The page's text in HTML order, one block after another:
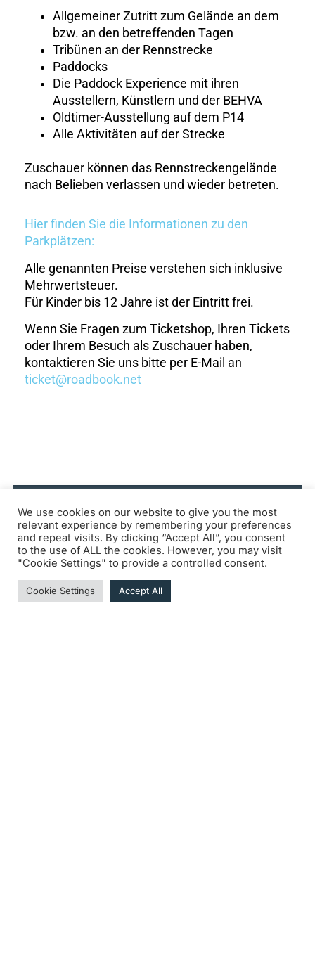
Allgemeiner Zutritt zum Gelände an dem
bzw. an den betreffenden Tagen
Tribünen an der Rennstrecke
Paddocks
Die Paddock Experience mit ihren
Ausstellern, Künstlern und der BEHVA
Oldtimer-Ausstellung auf dem P14
Alle Aktivitäten auf der Strecke
Zuschauer können das Rennstreckengelände
nach Belieben verlassen und wieder betreten.
Hier finden Sie die Informationen zu den
Parkplätzen:
Alle genannten Preise verstehen sich inklusive
Mehrwertsteuer.
Für Kinder bis 12 Jahre ist der Eintritt frei.
Wenn Sie Fragen zum Ticketshop, Ihren Tickets
oder Ihrem Besuch als Zuschauer haben,
kontaktieren Sie uns bitte per E-Mail an
ticket@roadbook.net
KOSTENLOS
DONNERSTAG, 24. SEPTEMBER
We use cookies on our website to give you the most
relevant experience by remembering your preferences
and repeat visits. By clicking “Accept All”, you consent
to the use of ALL the cookies. However, you may visit
"Cookie Settings" to provide a controlled consent.
Cookie Settings Accept All